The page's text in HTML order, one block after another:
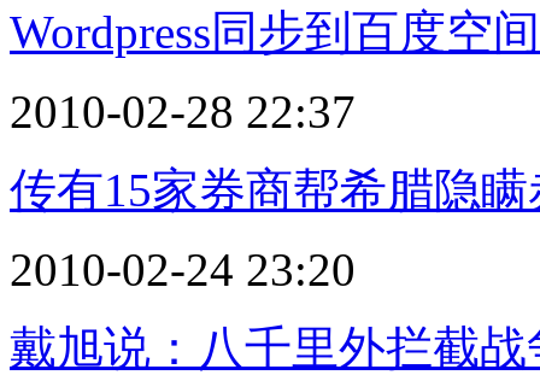
Wordpress同步到百度空
2010-02-28 22:37
传有15家券商帮希腊隐
2010-02-24 23:20
戴旭说：八千里外拦截